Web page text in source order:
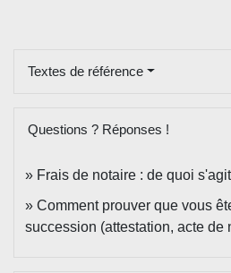
Textes de référence
Questions ? Réponses !
Frais de notaire : de quoi
Comment prouver que vous
succession (attestation, acte de